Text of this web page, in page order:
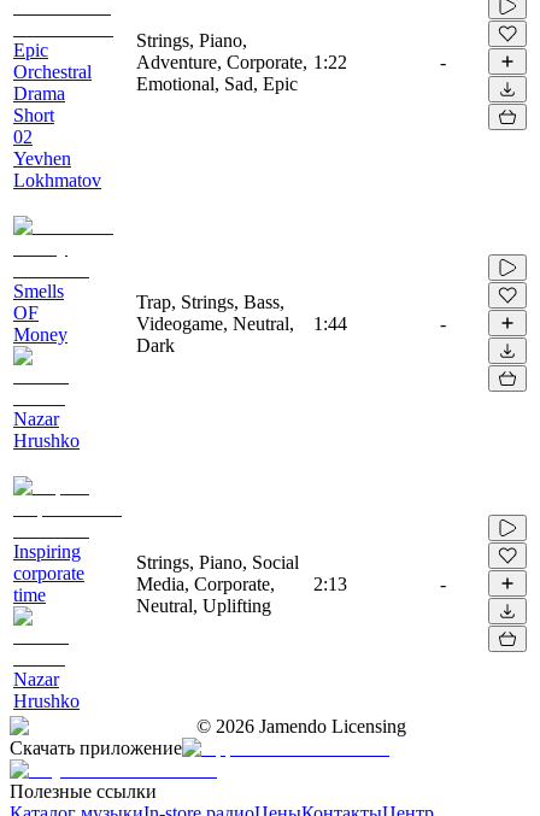
Epic
Orchestral
Drama
Short
02
Yevhen
Lokhmatov
Strings, Piano,
Adventure, Corporate,
Emotional, Sad, Epic
1:22 -
Smells
OF
Money
Nazar
Hrushko
Trap, Strings, Bass,
Videogame, Neutral,
Dark
1:44 -
Inspiring
corporate
time
Nazar
Hrushko
Strings, Piano, Social
Media, Corporate,
Neutral, Uplifting
2:13 -
© 2026 Jamendo Licensing
Скачать приложение
Полезные ссылки